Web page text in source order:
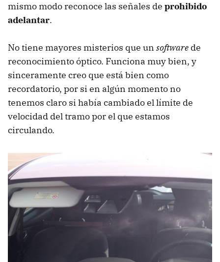
mismo modo reconoce las señales de prohibido
adelantar.
No tiene mayores misterios que un software de
reconocimiento óptico. Funciona muy bien, y
sinceramente creo que está bien como
recordatorio, por si en algún momento no
tenemos claro si había cambiado el límite de
velocidad del tramo por el que estamos
circulando.